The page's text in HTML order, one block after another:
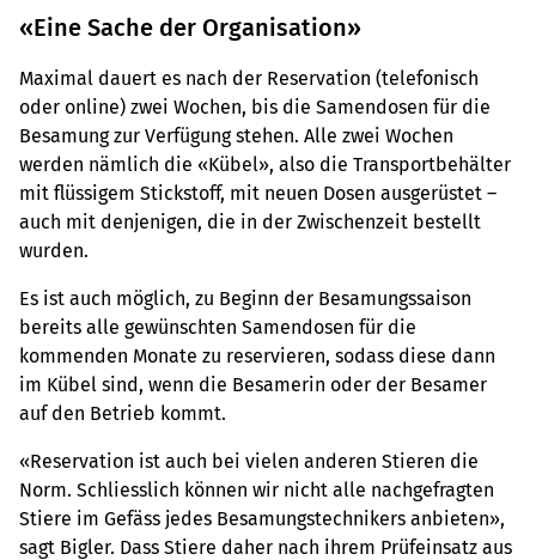
«Eine Sache der Organisation»
Maximal dauert es nach der Reservation (telefonisch
oder online) zwei Wochen, bis die Samendosen für die
Besamung zur Verfügung stehen. Alle zwei Wochen
werden nämlich die «Kübel», also die Transportbehälter
mit flüssigem Stickstoff, mit neuen Dosen ausgerüstet –
auch mit denjenigen, die in der Zwischenzeit bestellt
wurden.
Es ist auch möglich, zu Beginn der Besamungssaison
bereits alle gewünschten Samendosen für die
kommenden Monate zu reservieren, sodass diese dann
im Kübel sind, wenn die Besamerin oder der Besamer
auf den Betrieb kommt.
«Reservation ist auch bei vielen anderen Stieren die
Norm. Schliesslich können wir nicht alle nachgefragten
Stiere im Gefäss jedes Besamungstechnikers anbieten»,
sagt Bigler. Dass Stiere daher nach ihrem Prüfeinsatz aus